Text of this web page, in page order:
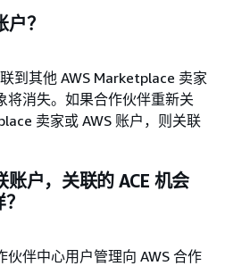
？
到其他 AWS Marketplace 卖家
将消失。如果合作伙伴重新关
卖家或 AWS 账户，则关联
账户，关联的 ACE 机会
伙伴中心用户管理向 AWS 合作